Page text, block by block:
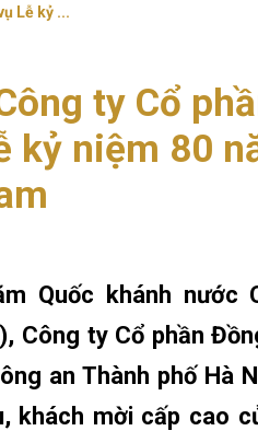
Lễ kỷ ...
ty Cổ
kỷ niệm 80
Quốc khánh nước
ty Cổ phần
an Thành phố Hà
khách mời cấp cao